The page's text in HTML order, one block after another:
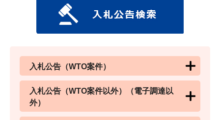
入札公告（WTO案件）
入札公告（WTO案件以外）（電子調達以
外）